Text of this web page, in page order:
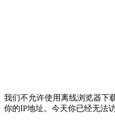
我们不允许使用离线浏览器下
你的IP地址。今天你已经无法